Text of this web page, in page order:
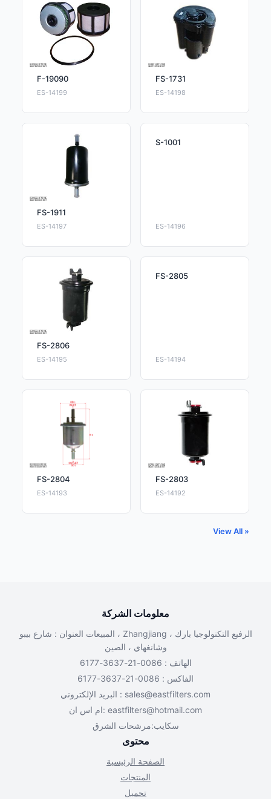
F-19090
ES-14199
FS-1731
ES-14198
FS-1911
ES-14197
S-1001
ES-14196
FS-2806
ES-14195
FS-2805
ES-14194
FS-2804
ES-14193
FS-2803
ES-14192
View All »
معلومات الشركة
المبيعات العنوان : شارع بيبو ، Zhangjiang الرفيع التكنولوجيا بارك ،
وشانغهاي ، الصين
الهاتف : 0086-21-3637-6177
الفاكس : 0086-21-3637-6177
البريد الإلكتروني : sales@eastfilters.com
ام اس ان: eastfilters@hotmail.com
سكايب:مرشحات الشرق
محتوى
الصفحة الرئيسية
المنتجات
تحميل